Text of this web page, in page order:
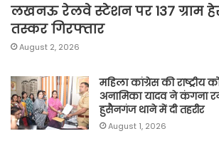
लखनऊ रेलवे स्टेशन पर 137 ग्राम
तस्कर गिरफ्तार
August 2, 2026
महिला कांग्रेस की राष्ट्रीय
अनामिका यादव ने कंगना
हुसैनगंज थाने में दी तहरीर
August 1, 2026